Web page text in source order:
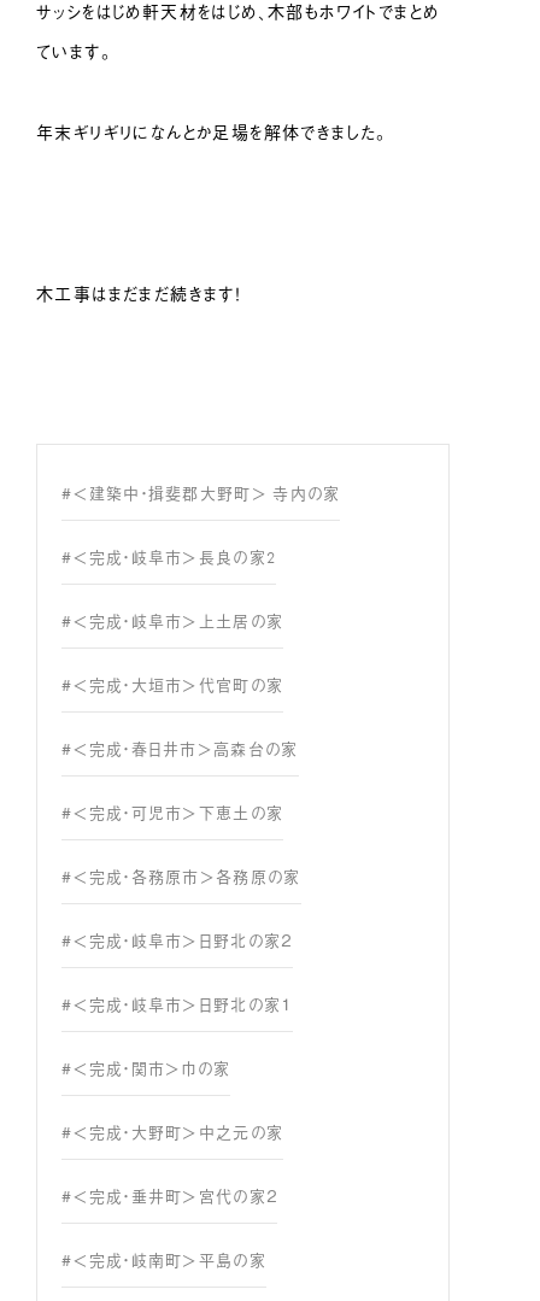
サッシをはじめ軒天材をはじめ、木部もホワイトでまとめ
ています。
年末ギリギリになんとか足場を解体できました。
木工事はまだまだ続きます！
#＜建築中・揖斐郡大野町＞ 寺内の家
#＜完成・岐阜市＞長良の家2
#＜完成・岐阜市＞上土居の家
#＜完成・大垣市＞代官町の家
#＜完成・春日井市＞高森台の家
#＜完成・可児市＞下恵土の家
#＜完成・各務原市＞各務原の家
#＜完成・岐阜市＞日野北の家２
#＜完成・岐阜市＞日野北の家１
#＜完成・関市＞巾の家
#＜完成・大野町＞中之元の家
#＜完成・垂井町＞宮代の家２
#＜完成・岐南町＞平島の家